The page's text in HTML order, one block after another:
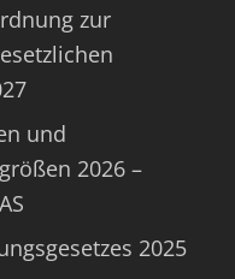
zur
und
2026 –
2025